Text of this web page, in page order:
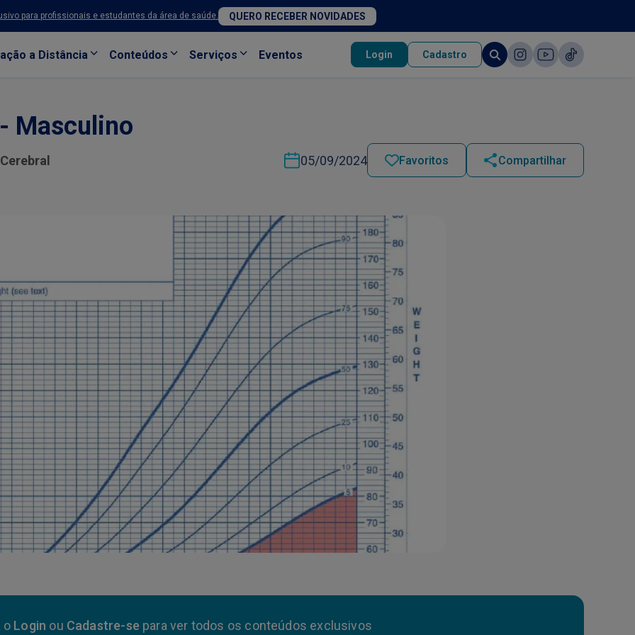
para profissionais e estudantes da área de saúde. QUERO RECEBER NOVIDADES
a Distância Conteúdos Serviços Eventos Login Cadastro
Masculino
05/09/2024 Favoritos Compartilhar
o Login ou Cadastre-se para ver todos os conteúdos exclusivos